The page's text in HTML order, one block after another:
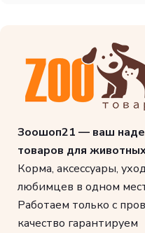
Зоошоп21 — ваш
товаров для
Корма, аксессуары,
любимцев в одном
Работаем только с
качество гарантируем